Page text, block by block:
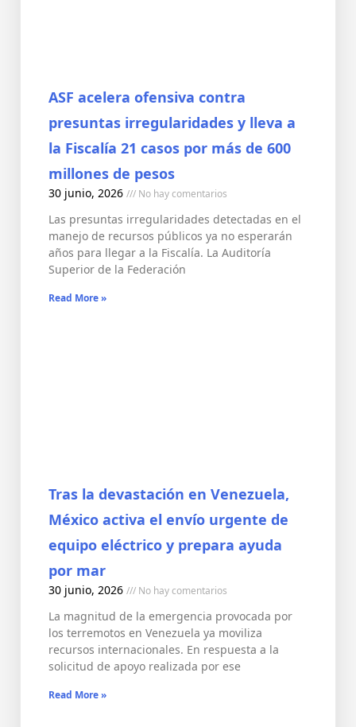
ASF acelera ofensiva contra
presuntas irregularidades y lleva a
la Fiscalía 21 casos por más de 600
millones de pesos
30 junio, 2026 No hay comentarios
Las presuntas irregularidades detectadas en el
manejo de recursos públicos ya no esperarán
años para llegar a la Fiscalía. La Auditoría
Superior de la Federación
Read More »
Tras la devastación en Venezuela,
México activa el envío urgente de
equipo eléctrico y prepara ayuda
por mar
30 junio, 2026 No hay comentarios
La magnitud de la emergencia provocada por
los terremotos en Venezuela ya moviliza
recursos internacionales. En respuesta a la
solicitud de apoyo realizada por ese
Read More »